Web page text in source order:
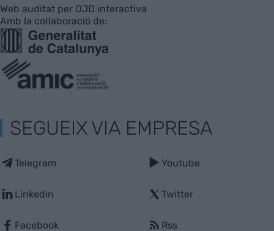
Web auditat per OJD interactiva
Amb la col·laboració de:
SEGUEIX VIA EMPRESA
Telegram
Linkedin
Facebook
Youtube
Twitter
Rss